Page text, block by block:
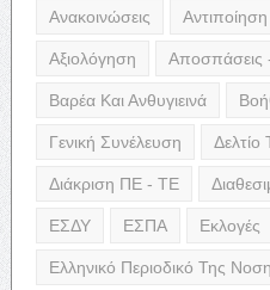
Ανακοινώσεις
Αξιολόγηση Αποσπάσεις
Βαρέα Και Ανθυγιεινά
Γενική Συνέλευση
Διάκριση ΠΕ - ΤΕ
ΕΣΔΥ ΕΣΠΑ Εκλογές
Ελληνικό Περιοδικό Της